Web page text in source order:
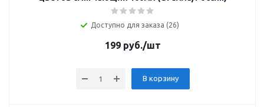
Доступно для заказа (26)
199руб./шт
В корзину